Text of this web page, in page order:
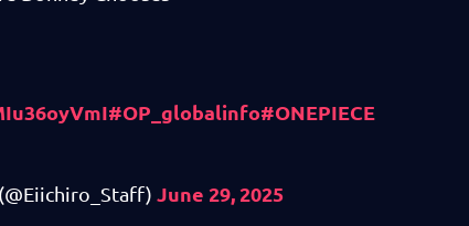
#OP_globalinfo#ONEPIECE
June 29, 2025